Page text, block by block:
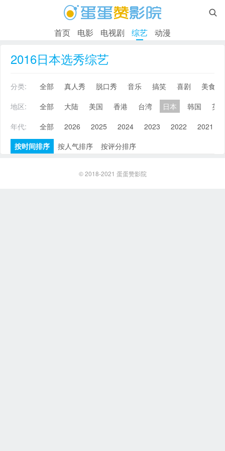

首页 电影 电视剧 综艺 动漫
2016日本选秀综艺
分类: 全部 真人秀 脱口秀 音乐 搞笑 喜剧
美食
地区:
全部 大陆 美国 香港 台湾 日本 韩国
英
年代:
全部 2026 2025 2024 2023 2022 2021
按时间排序
按人气排序 按评分排序
© 2018-2021 蛋蛋赞影院